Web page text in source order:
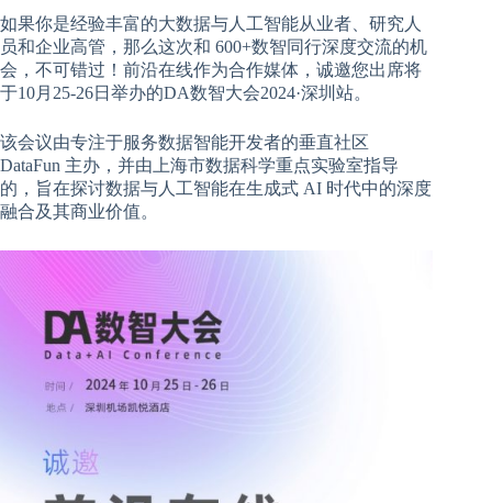
如果你是经验丰富的大数据与人工智能从业者、研究人
员和企业高管，那么这次和 600+数智同行深度交流的机
会，不可错过！前沿在线作为合作媒体，诚邀您出席将
于10月25-26日举办的DA数智大会2024·深圳站。
该会议由专注于服务数据智能开发者的垂直社区
DataFun 主办，并由上海市数据科学重点实验室指导
的，旨在探讨数据与人工智能在生成式 AI 时代中的深度
融合及其商业价值。